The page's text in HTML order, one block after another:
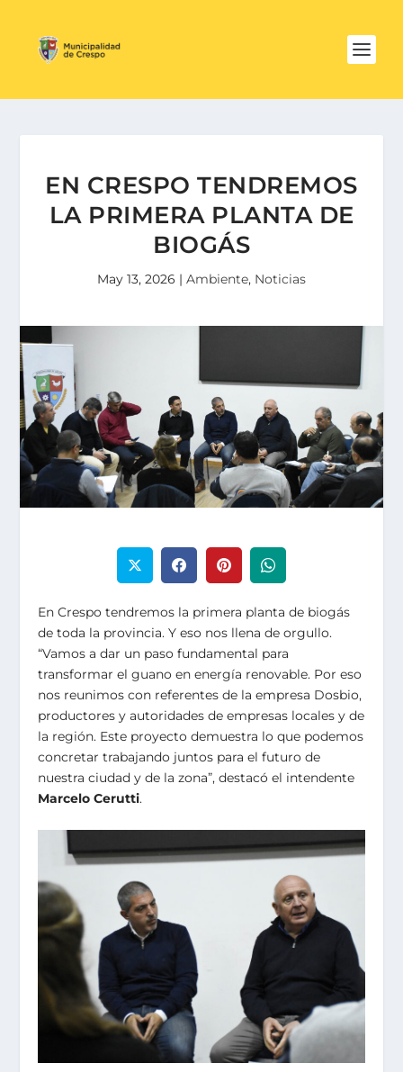
EN CRESPO TENDREMOS
LA PRIMERA PLANTA DE
BIOGÁS
May 13, 2026 | Ambiente, Noticias
En Crespo tendremos la primera planta de biogás
de toda la provincia. Y eso nos llena de orgullo.
“Vamos a dar un paso fundamental para
transformar el guano en energía renovable. Por eso
nos reunimos con referentes de la empresa Dosbio,
productores y autoridades de empresas locales y de
la región. Este proyecto demuestra lo que podemos
concretar trabajando juntos para el futuro de
nuestra ciudad y de la zona”, destacó el intendente
Marcelo Cerutti.